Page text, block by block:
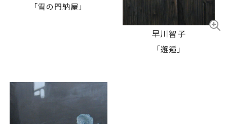
「雪の門納屋」
早川智子
「邂逅」